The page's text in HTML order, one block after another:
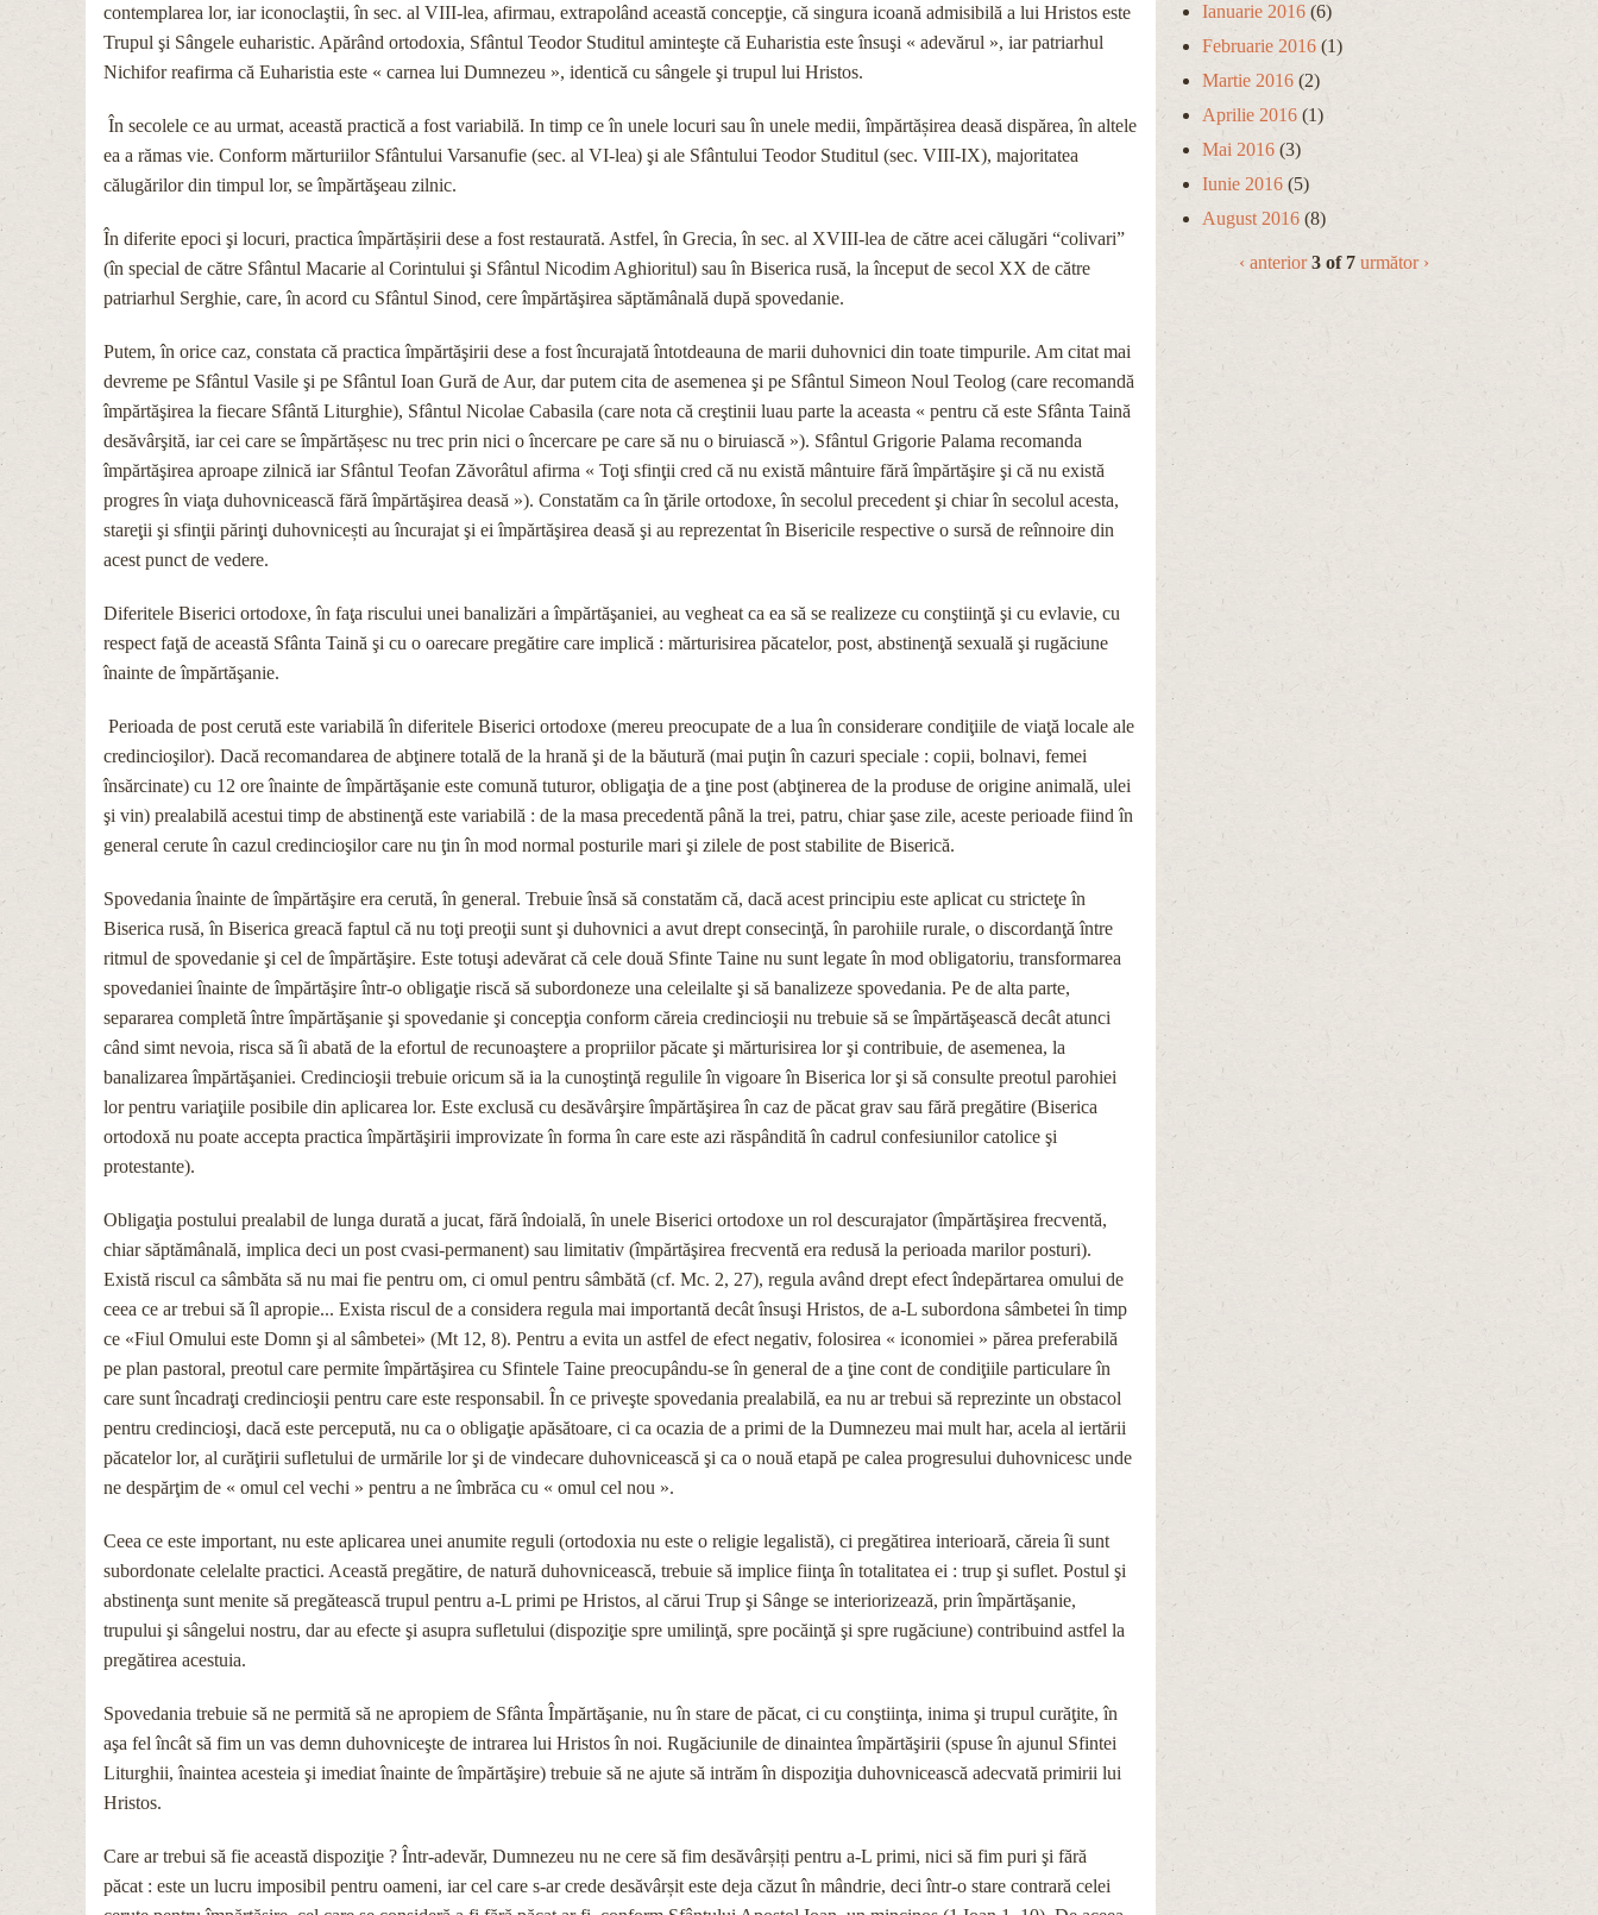
contemplarea lor, iar iconoclaştii, în sec. al VIII-lea, afirmau, extrapolând această concepţie, că singura icoană admisibilă a lui Hristos este
Trupul şi Sângele euharistic. Apărând ortodoxia, Sfântul Teodor Studitul aminteşte că Euharistia este însuşi « adevărul », iar patriarhul
Nichifor reafirma că Euharistia este « carnea lui Dumnezeu », identică cu sângele şi trupul lui Hristos.
În secolele ce au urmat, această practică a fost variabilă. In timp ce în unele locuri sau în unele medii, împărtășirea deasă dispărea, în altele
ea a rămas vie. Conform mărturiilor Sfântului Varsanufie (sec. al VI-lea) şi ale Sfântului Teodor Studitul (sec. VIII-IX), majoritatea
călugărilor din timpul lor, se împărtăşeau zilnic.
În diferite epoci şi locuri, practica împărtășirii dese a fost restaurată. Astfel, în Grecia, în sec. al XVIII-lea de către acei călugări “colivari”
(în special de către Sfântul Macarie al Corintului şi Sfântul Nicodim Aghioritul) sau în Biserica rusă, la început de secol XX de către
patriarhul Serghie, care, în acord cu Sfântul Sinod, cere împărtăşirea săptămânală după spovedanie.
Putem, în orice caz, constata că practica împărtăşirii dese a fost încurajată întotdeauna de marii duhovnici din toate timpurile. Am citat mai
devreme pe Sfântul Vasile şi pe Sfântul Ioan Gură de Aur, dar putem cita de asemenea şi pe Sfântul Simeon Noul Teolog (care recomandă
împărtăşirea la fiecare Sfântă Liturghie), Sfântul Nicolae Cabasila (care nota că creştinii luau parte la aceasta « pentru că este Sfânta Taină
desăvârşită, iar cei care se împărtășesc nu trec prin nici o încercare pe care să nu o biruiască »). Sfântul Grigorie Palama recomanda
împărtăşirea aproape zilnică iar Sfântul Teofan Zăvorâtul afirma « Toţi sfinţii cred că nu există mântuire fără împărtăşire şi că nu există
progres în viaţa duhovnicească fără împărtăşirea deasă »). Constatăm ca în ţările ortodoxe, în secolul precedent şi chiar în secolul acesta,
stareţii şi sfinţii părinţi duhovnicești au încurajat şi ei împărtăşirea deasă şi au reprezentat în Bisericile respective o sursă de reînnoire din
acest punct de vedere.
Diferitele Biserici ortodoxe, în faţa riscului unei banalizări a împărtăşaniei, au vegheat ca ea să se realizeze cu conştiinţă şi cu evlavie, cu
respect faţă de această Sfânta Taină şi cu o oarecare pregătire care implică : mărturisirea păcatelor, post, abstinenţă sexuală şi rugăciune
înainte de împărtăşanie.
Perioada de post cerută este variabilă în diferitele Biserici ortodoxe (mereu preocupate de a lua în considerare condiţiile de viaţă locale ale
credincioşilor). Dacă recomandarea de abţinere totală de la hrană şi de la băutură (mai puţin în cazuri speciale : copii, bolnavi, femei
însărcinate) cu 12 ore înainte de împărtăşanie este comună tuturor, obligaţia de a ţine post (abţinerea de la produse de origine animală, ulei
şi vin) prealabilă acestui timp de abstinenţă este variabilă : de la masa precedentă până la trei, patru, chiar şase zile, aceste perioade fiind în
general cerute în cazul credincioşilor care nu ţin în mod normal posturile mari şi zilele de post stabilite de Biserică.
Spovedania înainte de împărtăşire era cerută, în general. Trebuie însă să constatăm că, dacă acest principiu este aplicat cu stricteţe în
Biserica rusă, în Biserica greacă faptul că nu toţi preoţii sunt şi duhovnici a avut drept consecinţă, în parohiile rurale, o discordanţă între
ritmul de spovedanie şi cel de împărtăşire. Este totuşi adevărat că cele două Sfinte Taine nu sunt legate în mod obligatoriu, transformarea
spovedaniei înainte de împărtăşire într-o obligaţie riscă să subordoneze una celeilalte şi să banalizeze spovedania. Pe de alta parte,
separarea completă între împărtăşanie şi spovedanie şi concepţia conform căreia credincioşii nu trebuie să se împărtăşească decât atunci
când simt nevoia, risca să îi abată de la efortul de recunoaştere a propriilor păcate şi mărturisirea lor şi contribuie, de asemenea, la
banalizarea împărtăşaniei. Credincioşii trebuie oricum să ia la cunoştinţă regulile în vigoare în Biserica lor şi să consulte preotul parohiei
lor pentru variaţiile posibile din aplicarea lor. Este exclusă cu desăvârşire împărtăşirea în caz de păcat grav sau fără pregătire (Biserica
ortodoxă nu poate accepta practica împărtăşirii improvizate în forma în care este azi răspândită în cadrul confesiunilor catolice şi
protestante).
Obligaţia postului prealabil de lunga durată a jucat, fără îndoială, în unele Biserici ortodoxe un rol descurajator (împărtăşirea frecventă,
chiar săptămânală, implica deci un post cvasi-permanent) sau limitativ (împărtăşirea frecventă era redusă la perioada marilor posturi).
Există riscul ca sâmbăta să nu mai fie pentru om, ci omul pentru sâmbătă (cf. Mc. 2, 27), regula având drept efect îndepărtarea omului de
ceea ce ar trebui să îl apropie... Exista riscul de a considera regula mai importantă decât însuşi Hristos, de a-L subordona sâmbetei în timp
ce «Fiul Omului este Domn şi al sâmbetei» (Mt 12, 8). Pentru a evita un astfel de efect negativ, folosirea « iconomiei » părea preferabilă
pe plan pastoral, preotul care permite împărtăşirea cu Sfintele Taine preocupându-se în general de a ţine cont de condiţiile particulare în
care sunt încadraţi credincioşii pentru care este responsabil. În ce priveşte spovedania prealabilă, ea nu ar trebui să reprezinte un obstacol
pentru credincioşi, dacă este percepută, nu ca o obligaţie apăsătoare, ci ca ocazia de a primi de la Dumnezeu mai mult har, acela al iertării
păcatelor lor, al curăţirii sufletului de urmările lor şi de vindecare duhovnicească şi ca o nouă etapă pe calea progresului duhovnicesc unde
ne despărţim de « omul cel vechi » pentru a ne îmbrăca cu « omul cel nou ».
Ceea ce este important, nu este aplicarea unei anumite reguli (ortodoxia nu este o religie legalistă), ci pregătirea interioară, căreia îi sunt
subordonate celelalte practici. Această pregătire, de natură duhovnicească, trebuie să implice fiinţa în totalitatea ei : trup şi suflet. Postul şi
abstinenţa sunt menite să pregătească trupul pentru a-L primi pe Hristos, al cărui Trup şi Sânge se interiorizează, prin împărtăşanie,
trupului şi sângelui nostru, dar au efecte şi asupra sufletului (dispoziţie spre umilinţă, spre pocăinţă şi spre rugăciune) contribuind astfel la
pregătirea acestuia.
Spovedania trebuie să ne permită să ne apropiem de Sfânta Împărtăşanie, nu în stare de păcat, ci cu conştiinţa, inima şi trupul curăţite, în
aşa fel încât să fim un vas demn duhovniceşte de intrarea lui Hristos în noi. Rugăciunile de dinaintea împărtăşirii (spuse în ajunul Sfintei
Liturghii, înaintea acesteia şi imediat înainte de împărtăşire) trebuie să ne ajute să intrăm în dispoziţia duhovnicească adecvată primirii lui
Hristos.
Care ar trebui să fie această dispoziţie ? Într-adevăr, Dumnezeu nu ne cere să fim desăvârșiți pentru a-L primi, nici să fim puri şi fără
păcat : este un lucru imposibil pentru oameni, iar cel care s-ar crede desăvârșit este deja căzut în mândrie, deci într-o stare contrară celei
Ianuarie 2016 (6)
Februarie 2016 (1)
Martie 2016 (2)
Aprilie 2016 (1)
Mai 2016 (3)
Iunie 2016 (5)
August 2016 (8)
‹ anterior 3 of 7 următor ›